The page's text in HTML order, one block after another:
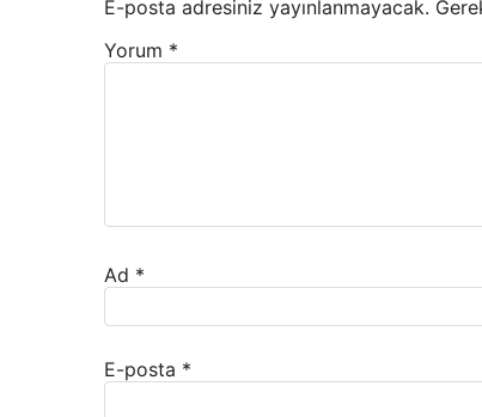
E-posta adresiniz yayınlanmayacak.
Yorum *
Ad *
E-posta *